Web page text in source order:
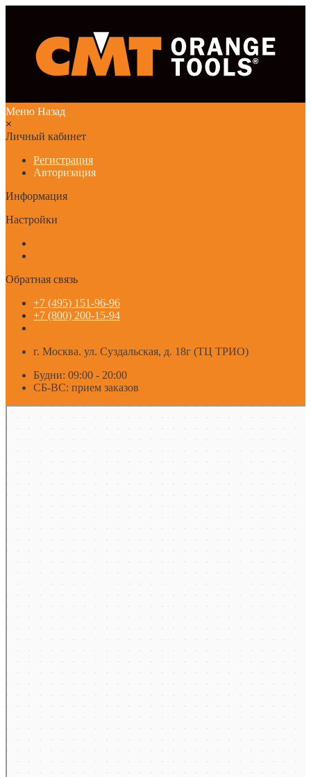
Меню Назад
×
Личный кабинет
Регистрация
Авторизация
Информация
Настройки
Обратная связь
+7 (495) 151-96-96
+7 (800) 200-15-94
г. Москва. ул. Суздальская, д. 18г (ТЦ ТРИО)
Будни: 09:00 - 20:00
СБ-ВС: прием заказов